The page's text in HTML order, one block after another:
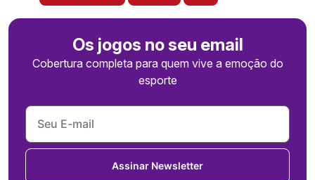
Os jogos no seu email
Cobertura completa para quem vive a emoção do
esporte
Assinar Newsletter